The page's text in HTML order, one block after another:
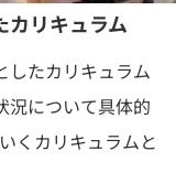
カリキュラム
したカリキュラム
況について具体的
くカリキュラムと